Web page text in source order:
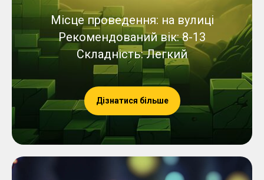
Місце проведення: на вулиці
Рекомендований вік: 8-13
Складність: Легкий
Дізнатися більше